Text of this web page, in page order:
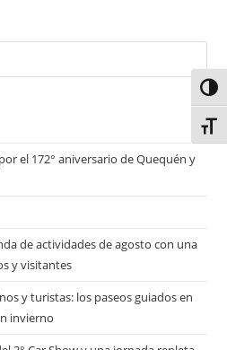
el 172° aniversario de Quequén y
de actividades de agosto con una
y visitantes
y turistas: los paseos guiados en
invierno